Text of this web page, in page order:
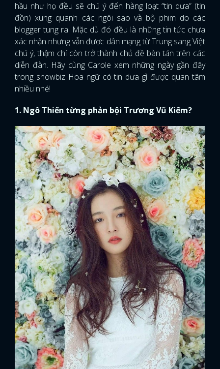
hầu như họ đều sẽ chú ý đến hàng loạt “tin dưa” (tin
đồn) xung quanh các ngôi sao và bộ phim do các
blogger tung ra. Mặc dù đó đều là những tin tức chưa
xác nhận nhưng vẫn được dân mạng từ Trung sang Việt
chú ý, thậm chí còn trở thành chủ đề bàn tán trên các
diễn đàn. Hãy cùng Carole xem những ngày gần đây
trong showbiz Hoa ngữ có tin dưa gì được quan tâm
nhiều nhé!
1. Ngô Thiến từng phản bội Trương Vũ Kiếm?